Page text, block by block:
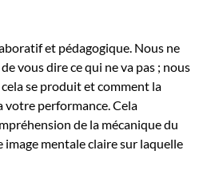
et pédagogique. Nous ne
vous dire ce qui ne va pas ; nous
se produit et comment la
performance. Cela
de la mécanique du
image mentale claire sur laquelle